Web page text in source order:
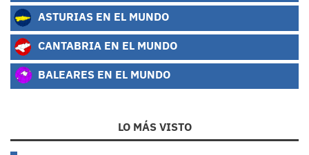
ASTURIAS EN EL MUNDO
CANTABRIA EN EL MUNDO
BALEARES EN EL MUNDO
LO MÁS VISTO